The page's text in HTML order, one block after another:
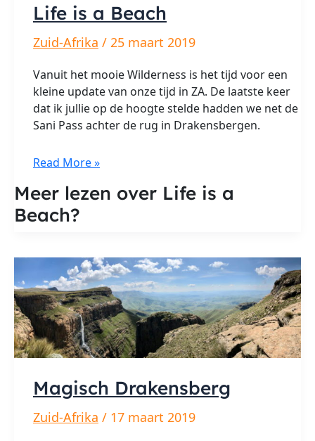
Life is a Beach
Zuid-Afrika / 25 maart 2019
Vanuit het mooie Wilderness is het tijd voor een
kleine update van onze tijd in ZA. De laatste keer
dat ik jullie op de hoogte stelde hadden we net de
Sani Pass achter de rug in Drakensbergen.
Life
a
Beach
Read More »
Meer lezen over Life is a
Beach?
Magisch Drakensberg
Zuid-Afrika / 17 maart 2019